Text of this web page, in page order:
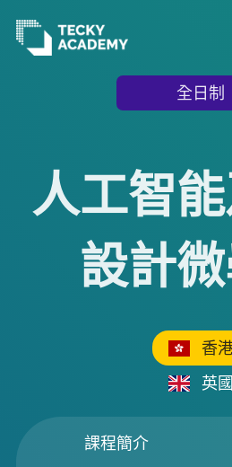
全日制
人工智
設計
香
英國
課程簡介